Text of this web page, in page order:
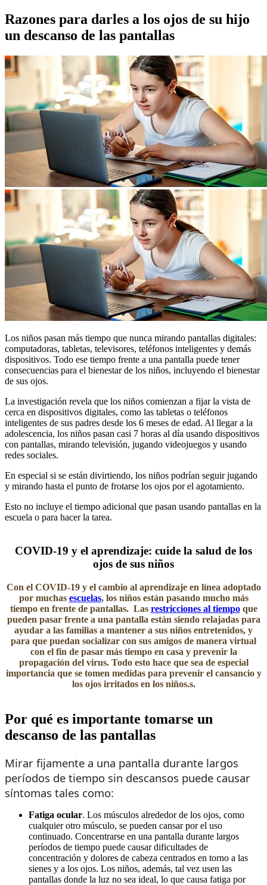
Razones para darles a los ojos de su hijo
un descanso de las pantallas
Los niños pasan más tiempo que nunca mirando pantallas digitales:
computadoras, tabletas, televisores, teléfonos inteligentes y demás
dispositivos. Todo ese tiempo frente a una pantalla puede tener
consecuencias para el bienestar de los niños, incluyendo el bienestar
de sus ojos.
La investigación revela que los niños comienzan a fijar la vista de
cerca en dispositivos digitales, como las tabletas o teléfonos
inteligentes de sus padres desde los 6 meses de edad. Al llegar a la
adolescencia, los niños pasan casi 7 horas al día usando dispositivos
con pantallas, mirando televisión, jugando videojuegos y usando
redes sociales.
En especial si se están divirtiendo, los niños podrían seguir jugando
y mirando hasta el punto de frotarse los ojos por el agotamiento.
Esto no incluye el tiempo adicional que pasan usando pantallas en la
escuela o para hacer la tarea.
COVID-19 y el aprendizaje: cuide la salud de los
ojos de sus niños
Con el COVID-19 y el cambio al aprendizaje en línea adoptado
por muchas escuelas, los niños están pasando mucho más
tiempo en frente de pantallas. Las restricciones al tiempo​que
pueden pasar frente a una pantalla están siendo relajadas para
ayudar a las familias a mantener a sus niños entretenidos, y
para que puedan socializar con sus amigos de manera virtual
con el fin de pasar más tiempo en casa y prevenir la
propagación del virus. Todo esto hace que sea de especial
importancia que se tomen medidas para prevenir el cansancio y
los ojos irritados en los niños.s.
Por qué es importante tomarse un
descanso de las pan​tallas
Mirar fijamente a una pantalla durante largos
períodos de tiempo sin descansos puede causar
síntomas tales como:
Fatiga ocular. Los músculos alrededor de los ojos, como
cualquier otro músculo, se pueden cansar por el uso
continuado. Concentrarse en una pantalla durante largos
períodos de tiempo puede causar dificultades de
concentración y dolores de cabeza centrados en torno a las
sienes y a los ojos. Los niños, además, tal vez usen las
pantallas donde la luz no sea ideal, lo que causa fatiga por